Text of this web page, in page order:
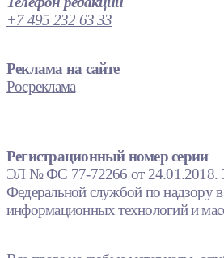
+7 495 232 63 33
Реклама на сайте
Росреклама
Регистрационный номер серии
ЭЛ № ФС 77-72266 от 24.01.2018.
Федеральной службой по надзору в
информационных технологий и